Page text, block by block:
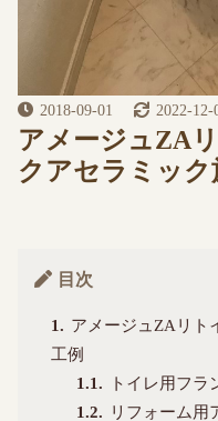
2018-09-01 2022-12-
アメージュZA
クアセラミック
目次
1
アメージュZAリト
工例
1.1
トイレ用フラ
1.2
リフォーム